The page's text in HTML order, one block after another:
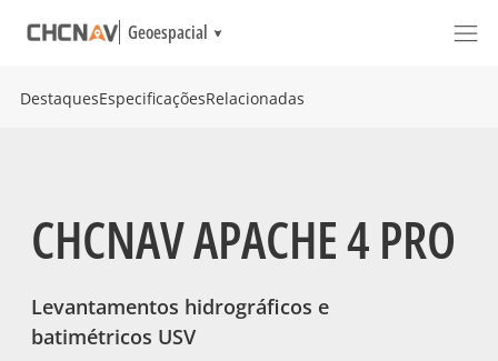
Geoespacial
DestaquesEspecificaçõesRelacionadas
CHCNAV APACHE 4 PRO
Levantamentos hidrográficos e
batimétricos USV